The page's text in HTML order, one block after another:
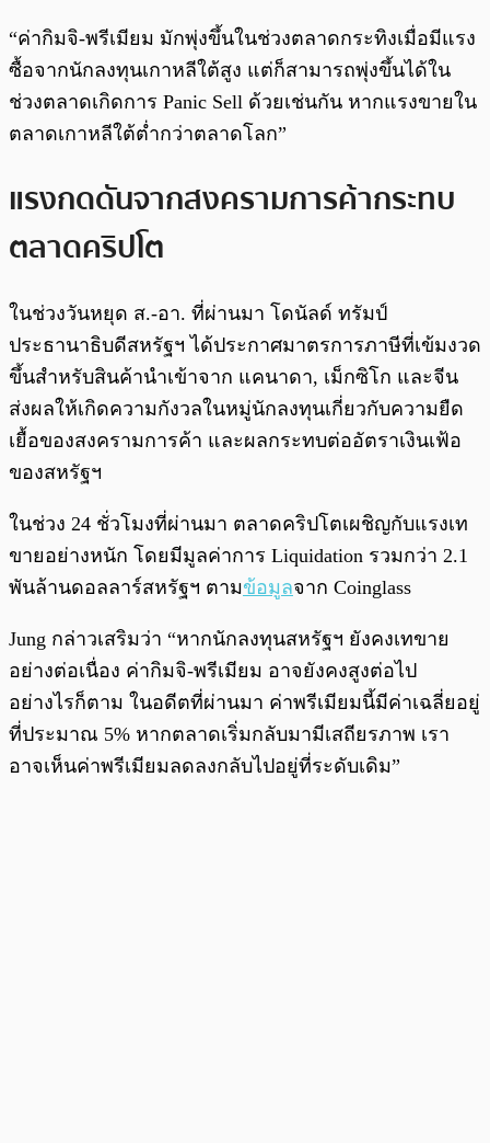
“ค่ากิมจิ-พรีเมียม มักพุ่งขึ้นในช่วงตลาดกระทิงเมื่อมีแรง
ซื้อจากนักลงทุนเกาหลีใต้สูง แต่ก็สามารถพุ่งขึ้นได้ใน
ช่วงตลาดเกิดการ Panic Sell ด้วยเช่นกัน หากแรงขายใน
ตลาดเกาหลีใต้ต่ำกว่าตลาดโลก”
แรงกดดันจากสงครามการค้ากระทบ
ตลาดคริปโต
ในช่วงวันหยุด ส.-อา. ที่ผ่านมา โดนัลด์ ทรัมป์
ประธานาธิบดีสหรัฐฯ ได้ประกาศมาตรการภาษีที่เข้มงวด
ขึ้นสำหรับสินค้านำเข้าจาก แคนาดา, เม็กซิโก และจีน
ส่งผลให้เกิดความกังวลในหมู่นักลงทุนเกี่ยวกับความยืด
เยื้อของสงครามการค้า และผลกระทบต่ออัตราเงินเฟ้อ
ของสหรัฐฯ
ในช่วง 24 ชั่วโมงที่ผ่านมา ตลาดคริปโตเผชิญกับแรงเท
ขายอย่างหนัก โดยมีมูลค่าการ Liquidation รวมกว่า 2.1
พันล้านดอลลาร์สหรัฐฯ ตามข้อมูลจาก Coinglass
Jung กล่าวเสริมว่า “หากนักลงทุนสหรัฐฯ ยังคงเทขาย
อย่างต่อเนื่อง ค่ากิมจิ-พรีเมียม อาจยังคงสูงต่อไป
อย่างไรก็ตาม ในอดีตที่ผ่านมา ค่าพรีเมียมนี้มีค่าเฉลี่ยอยู่
ที่ประมาณ 5% หากตลาดเริ่มกลับมามีเสถียรภาพ เรา
อาจเห็นค่าพรีเมียมลดลงกลับไปอยู่ที่ระดับเดิม”